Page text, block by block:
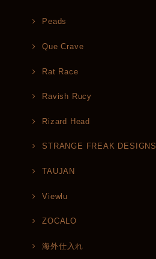
Peads
Que Crave
Rat Race
Ravish Rucy
Rizard Head
STRANGE FREAK DESIGNS
TAUJAN
Viewlu
ZOCALO
海外仕入れ